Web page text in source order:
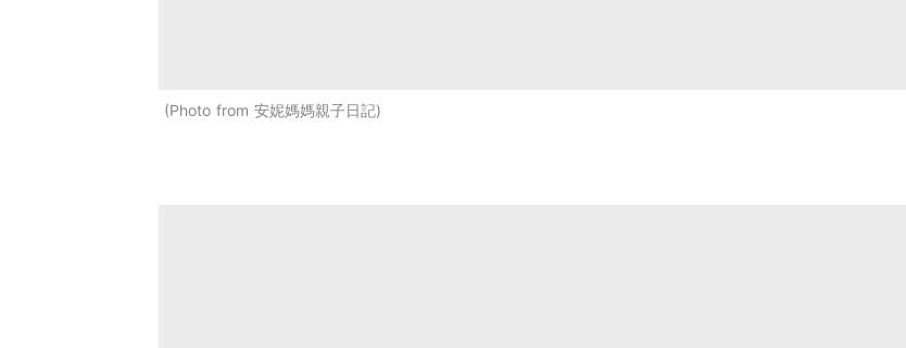
Photo from 安妮媽媽親子日記